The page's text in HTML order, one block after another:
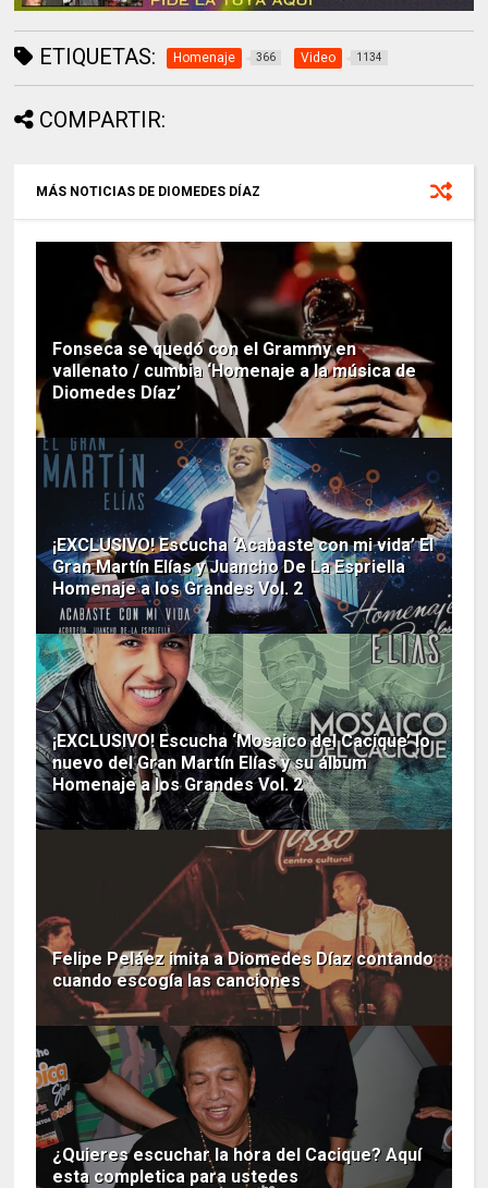
ETIQUETAS: Homenaje 366 Video 1134
COMPARTIR:
MÁS NOTICIAS DE DIOMEDES DÍAZ
Fonseca se quedó con el Grammy en
vallenato / cumbia ‘Homenaje a la música de
Diomedes Díaz’
¡EXCLUSIVO! Escucha ‘Acabaste con mi vida’ El
Gran Martín Elías y Juancho De La Espriella
Homenaje a los Grandes Vol. 2
¡EXCLUSIVO! Escucha ‘Mosaico del Cacique’ lo
nuevo del Gran Martín Elías y su álbum
Homenaje a los Grandes Vol. 2
Felipe Peláez imita a Diomedes Díaz contando
cuando escogía las canciones
¿Quieres escuchar la hora del Cacique? Aquí
esta completica para ustedes